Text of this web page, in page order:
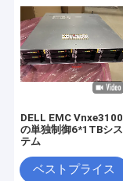
DELL EMC Vnxe3100
の単独制御6*1TBシス
テム
ベストプライス